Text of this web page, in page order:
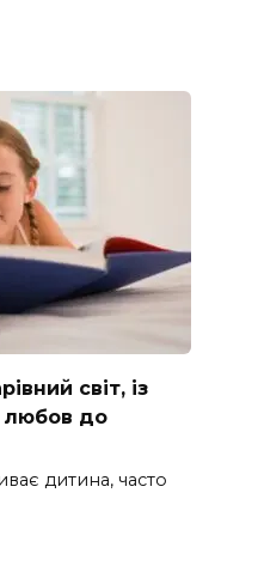
світ, із
любов до
дитина, часто